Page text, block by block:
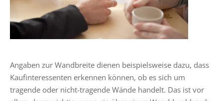
Angaben zur Wandbreite dienen beispielsweise dazu, dass
Kaufinteressenten erkennen können, ob es sich um
tragende oder nicht-tragende Wände handelt. Das ist vor